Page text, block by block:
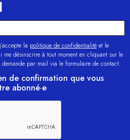
la politique de confidentialité et le
me désinscrire à tout moment en cliquant sur le
par mail via le formulaire de contact.
de confirmation que vous
abonné·e